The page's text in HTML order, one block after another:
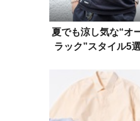
夏でも涼し気な“オ
ラック”スタイル5